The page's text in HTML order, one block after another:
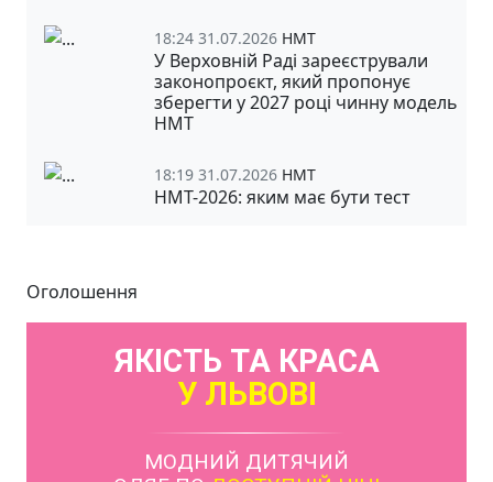
18:24 31.07.2026 НМТ
У Верховній Раді зареєстрували
законопроєкт, який пропонує
зберегти у 2027 році чинну модель
НМТ
18:19 31.07.2026 НМТ
НМТ-2026: яким має бути тест
Оголошення